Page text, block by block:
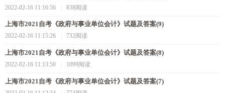
2022-02-16 11:16:56
|838阅读
上海市2021自考《政府与事业单位会计》试题及答案(9)
2022-02-16 11:15:26
732阅读
上海市2021自考《政府与事业单位会计》试题及答案(8)
2022-02-16 11:13:50
1099阅读
上海市2021自考《政府与事业单位会计》试题及答案(7)